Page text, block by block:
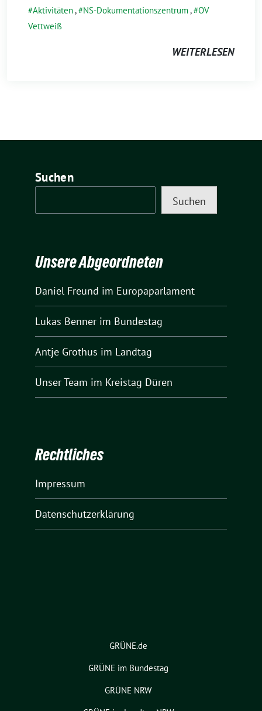
Aktivitäten, NS-Dokumentationszentrum, OV
Vettweiß
WEITERLESEN
Suchen
Suchen
Unsere Abgeordneten
Daniel Freund im Europaparlament
Lukas Benner im Bundestag
Antje Grothus im Landtag
Unser Team im Kreistag Düren
Rechtliches
Impressum
Datenschutzerklärung
GRÜNE.de
GRÜNE im Bundestag
GRÜNE NRW